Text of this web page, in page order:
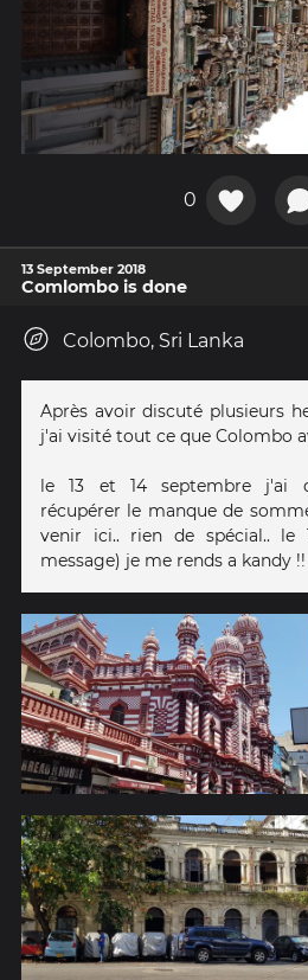
0
13 September 2018
Comlombo is done
Colombo, Sri Lanka
Après avoir discuté plusieurs
j'ai visité tout ce que Colombo
le 13 et 14 septembre j'ai
récupérer le manque de
venir ici.. rien de spécial.. le
message) je me rends a kandy !!